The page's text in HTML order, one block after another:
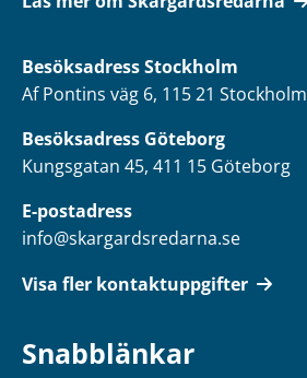
BesöksadressStockholm
Af Pontins väg 6, 115 21 Stockholm
Besöksadress Göteborg
Kungsgatan 45, 411 15 Göteborg
E-postadress
info@skargardsredarna.se
Visa fler kontaktuppgifter
Snabblänkar